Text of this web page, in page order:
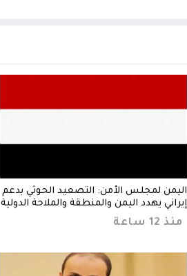
اليمن لمجلس الأمن: التصعيد الحوثي بدعم
إيراني يهدد اليمن والمنطقة والملاحة الدولية
منذ 12 ساعة